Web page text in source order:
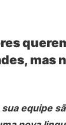
mas
equipe